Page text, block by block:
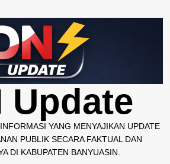
Update
YANG MENYAJIKAN UPDATE
PUBLIK SECARA FAKTUAL DAN
DI KABUPATEN BANYUASIN.